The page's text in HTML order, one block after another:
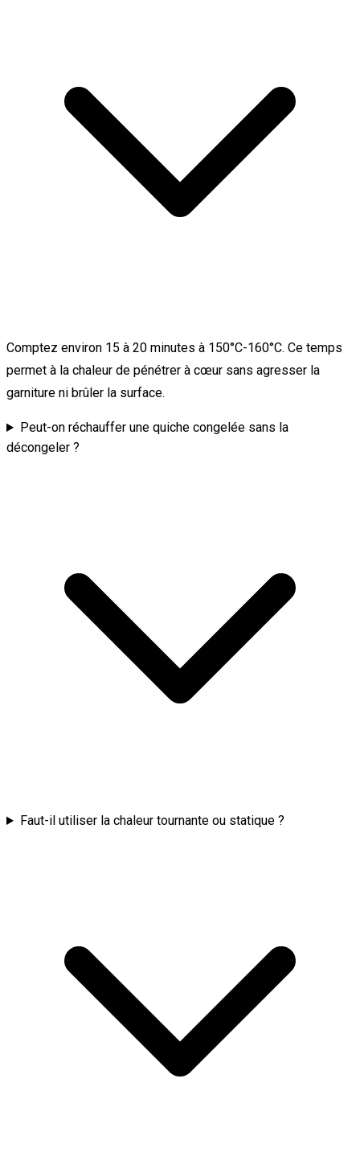
Comptez environ 15 à 20 minutes à 150°C-160°C. Ce temps
permet à la chaleur de pénétrer à cœur sans agresser la
garniture ni brûler la surface.
Peut-on réchauffer une quiche congelée sans la
décongeler ?
Faut-il utiliser la chaleur tournante ou statique ?